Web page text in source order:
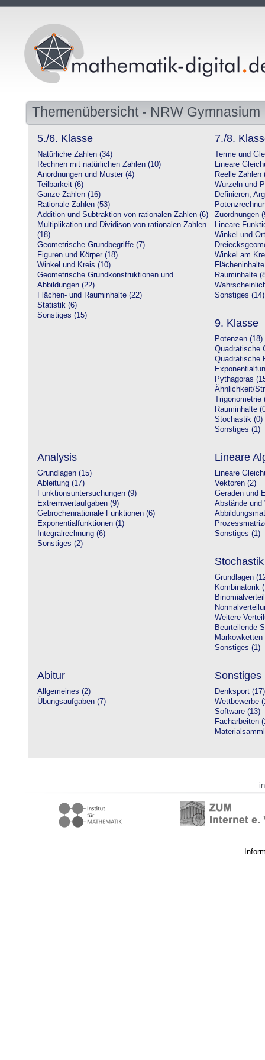
Themenübersicht - NRW Gymnasium
5./6. Klasse
Natürliche Zahlen (34)
Rechnen mit natürlichen Zahlen (10)
Anordnungen und Muster (4)
Teilbarkeit (6)
Ganze Zahlen (16)
Rationale Zahlen (53)
Addition und Subtraktion von rationalen Zahlen (6)
Multiplikation und Dividison von rationalen Zahlen
(18)
Geometrische Grundbegriffe (7)
Figuren und Körper (18)
Winkel und Kreis (10)
Geometrische Grundkonstruktionen und
Abbildungen (22)
Flächen- und Rauminhalte (22)
Statistik (6)
Sonstiges (15)
7./8.
Terme und
Lineare
Reelle Zahlen
Wurzeln und
Definieren,
Zuordnungen
Lineare
Winkel und
Winkel am
Rauminhalte
Sonstiges (14)
9. Klasse
Potenzen (18)
Quadratische
Quadratische
Pythagoras
Ähnlichkeit/
Trigonometrie
Rauminhalte
Stochastik (0)
Sonstiges (1)
Analysis
Grundlagen (15)
Ableitung (17)
Funktionsuntersuchungen (9)
Extremwertaufgaben (9)
Gebrochenrationale Funktionen (6)
Exponentialfunktionen (1)
Integralrechnung (6)
Sonstiges (2)
Lineare
Lineare
Vektoren (2)
Geraden und
Abstände und
Sonstiges (1)
Stochastik
Grundlagen
Kombinatorik
Weitere
Beurteilende
Markowketten
Sonstiges (1)
Abitur
Allgemeines (2)
Übungsaufgaben (7)
Sonstiges
Denksport (17)
Wettbewerbe
Software (13)
Facharbeiten